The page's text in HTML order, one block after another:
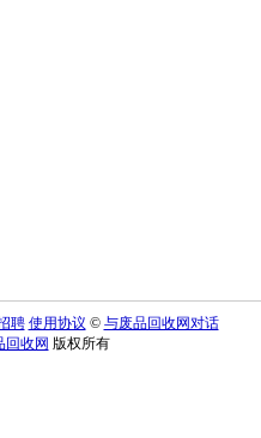
聘 使用协议 © 与废品回收网对话
回收网 版权所有